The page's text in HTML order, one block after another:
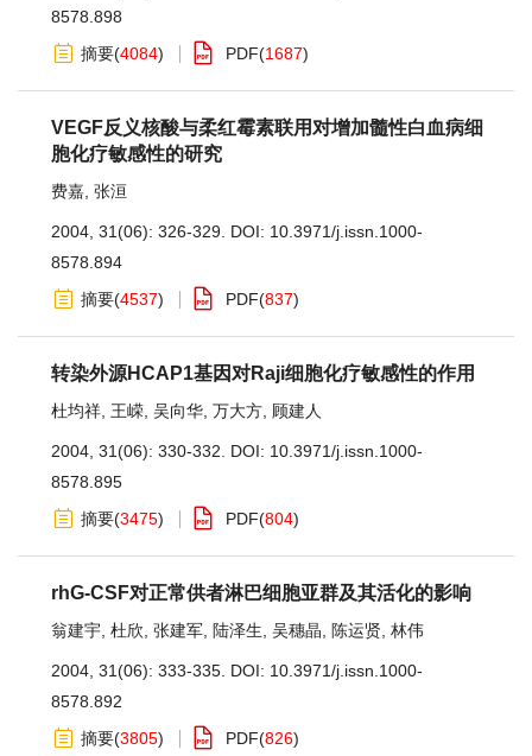
8578.898
摘要(4084) PDF(1687)
VEGF反义核酸与柔红霉素联用对增加髓性白血病细
胞化疗敏感性的研究
费嘉 张洹
2004, 31(06): 326-329. DOI: 10.3971/j.issn.1000-
8578.894
摘要(4537) PDF(837)
转染外源HCAP1基因对Raji细胞化疗敏感性的作用
杜均祥 王嵘 吴向华 万大方 顾建人
2004, 31(06): 330-332. DOI: 10.3971/j.issn.1000-
8578.895
摘要(3475) PDF(804)
rhG-CSF对正常供者淋巴细胞亚群及其活化的影响
翁建宇 杜欣 张建军 陆泽生 吴穗晶 陈运贤 林伟
2004, 31(06): 333-335. DOI: 10.3971/j.issn.1000-
8578.892
摘要(3805) PDF(826)